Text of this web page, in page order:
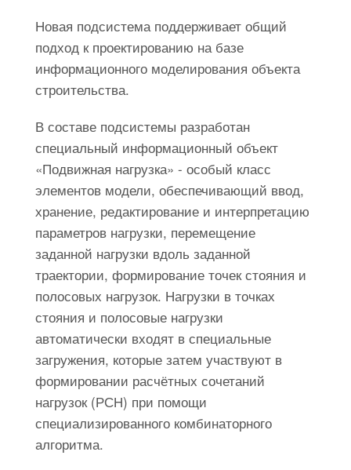
Новая подсистема поддерживает общий
подход к проектированию на базе
информационного моделирования объекта
строительства.
В составе подсистемы разработан
специальный информационный объект
«Подвижная нагрузка» - особый класс
элементов модели, обеспечивающий ввод,
хранение, редактирование и интерпретацию
параметров нагрузки, перемещение
заданной нагрузки вдоль заданной
траектории, формирование точек стояния и
полосовых нагрузок. Нагрузки в точках
стояния и полосовые нагрузки
автоматически входят в специальные
загружения, которые затем участвуют в
формировании расчётных сочетаний
нагрузок (РСН) при помощи
специализированного комбинаторного
алгоритма.